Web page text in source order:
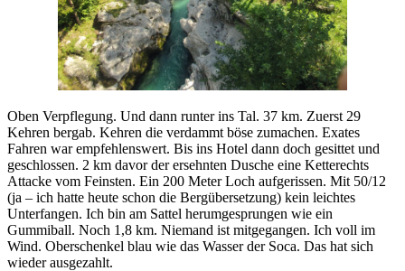
Oben Verpflegung. Und dann runter ins Tal. 37 km. Zuerst 29
Kehren bergab. Kehren die verdammt böse zumachen. Exates
Fahren war empfehlenswert. Bis ins Hotel dann doch gesittet und
geschlossen. 2 km davor der ersehnten Dusche eine Ketterechts
Attacke vom Feinsten. Ein 200 Meter Loch aufgerissen. Mit 50/12
(ja – ich hatte heute schon die Bergübersetzung) kein leichtes
Unterfangen. Ich bin am Sattel herumgesprungen wie ein
Gummiball. Noch 1,8 km. Niemand ist mitgegangen. Ich voll im
Wind. Oberschenkel blau wie das Wasser der Soca. Das hat sich
wieder ausgezahlt.